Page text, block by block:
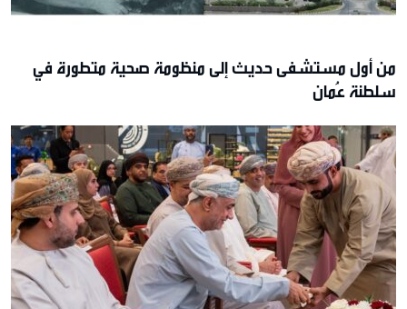
من أول مستشفى حديث إلى منظومة صحية متطورة في
سلطنة عُمان